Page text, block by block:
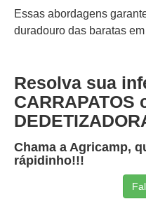
Essas abordagens
duradouro das baratas
Resolva sua
CARRAPATOS
Chama a Agricamp,
rápidinho!!!